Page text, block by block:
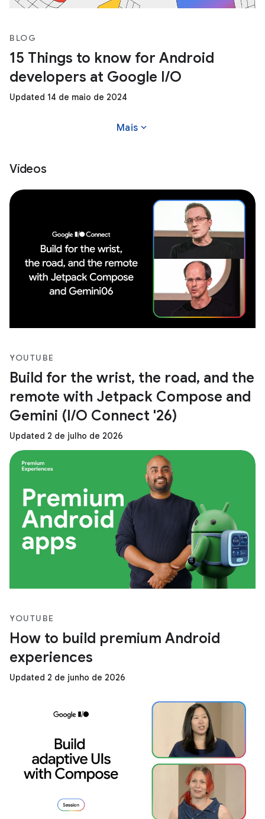
BLOG
15 Things to know for Android
developers at Google I/O
Updated 14 de maio de 2024
Mais expand_more
Vídeos
YOUTUBE
Build for the wrist, the road, and the
remote with Jetpack Compose and
Gemini (I/O Connect '26)
Updated 2 de julho de 2026
YOUTUBE
How to build premium Android
experiences
Updated 2 de junho de 2026